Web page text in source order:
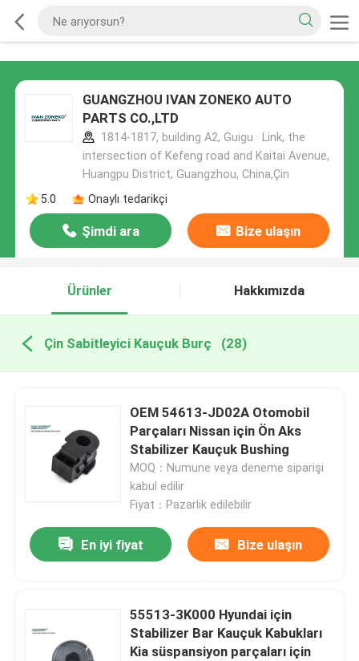
GUANGZHOU IVAN ZONEKO AUTO
PARTS CO.,LTD
1814-1817, building A2, Guigu · Link, the
intersection of Kefeng road and Kaitai Avenue,
Huangpu District, Guangzhou, China,Çin
5.0
Onaylı tedarikçi
Şimdi ara Bize ulaşın
Ürünler Hakkımızda
Çin Sabitleyici Kauçuk Burç (28)
OEM 54613-JD02A Otomobil
Parçaları Nissan için Ön Aks
Stabilizer Kauçuk Bushing
MOQ：Numune veya deneme siparişi
kabul edilir
Fiyat：Pazarlık edilebilir
En iyi fiyat Bize ulaşın
55513-3K000 Hyundai için
Stabilizer Bar Kauçuk Kabukları
Kia süspansiyon parçaları için